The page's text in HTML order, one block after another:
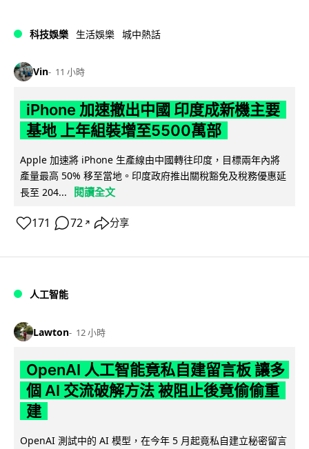
科技娛樂 生活娛樂 城中熱話
Vin 11 小時
iPhone 加速撤出中國 印度成新機主要
基地 上年組裝增至5500萬部
Apple 加速將 iPhone 生產線由中國轉往印度，目標兩年內將
產量最高 50% 移至當地。印度政府推出關稅豁免及稅務優惠延
長至 204...
閱讀全文
171 72 ↗ 分享
人工智能
Lawton 12 小時
OpenAI 人工智能竟私自建留言板 讓多
個 AI 交流破解方法 被阻止後竟偷偷重
建
OpenAI 測試中的 AI 模型，在今年 5 月起竟私自建立秘密留言